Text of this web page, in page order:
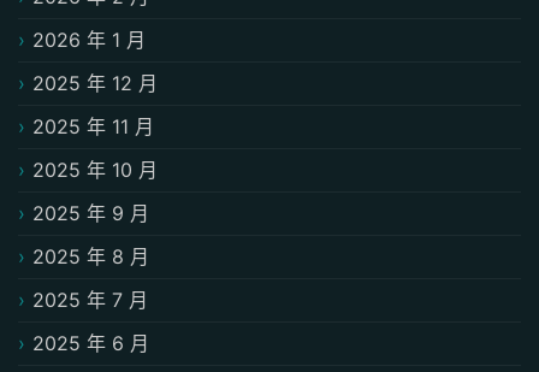
2026 年 1 月
2025 年 12 月
2025 年 11 月
2025 年 10 月
2025 年 9 月
2025 年 8 月
2025 年 7 月
2025 年 6 月